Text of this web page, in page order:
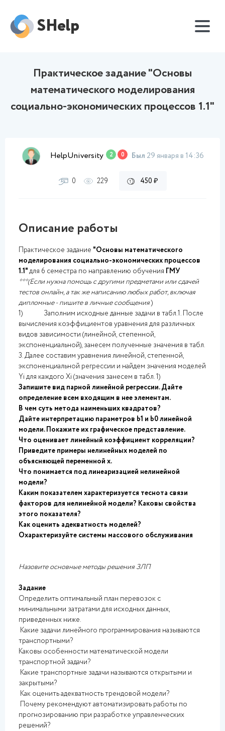
SHelp
Практическое задание "Основы
математического моделирования
социально-экономических процессов 1.1"
HelpUniversity 2 0 Был 29 января в 14:36
0 229 450 ₽
Описание работы
Практическое задание "Основы математического
моделирования социально-экономических процессов
1.1"для 6 семестра по направлению обучения ГМУ
***(Если нужна помощь с другими предметами или сдачей
тестов онлайн, а так же написанию любых работ, включая
дипломные - пишите в личные сообщения)
1) Заполним исходные данные задачи в табл.1. После
вычисления коэффициентов уравнения для различных
видов зависимости (линейной, степенной,
экспоненциальной), занесем полученные значения в табл.
3. Далее составим уравнения линейной, степенной,
экспоненциальной регрессии и найдем значения моделей
Yi для каждого Xi (значения занесем в табл. 1)
Запишите вид парной линейной регрессии. Дайте
определение всем входящим в нее элементам.
В чем суть метода наименьших квадратов?
Дайте интерпретацию параметров b1 и b0 линейной
модели. Покажите их графическое представление.
Что оценивает линейный коэффициент корреляции?
Приведите примеры нелинейных моделей по
объясняющей переменной x.
Что понимается под линеаризацией нелинейной
модели?
Каким показателем характеризуется теснота связи
факторов для нелинейной модели? Каковы свойства
этого показателя?
Как оценить адекватность моделей?
Охарактеризуйте системы массового обслуживания
Назовите основные методы решения ЗЛП
Задание
Определить оптимальный план перевозок с
минимальными затратами для исходных данных,
приведенных ниже.
Какие задачи линейного программирования называются
транспортными?
Каковы особенности математической модели
транспортной задачи?
Какие транспортные задачи называются открытыми и
закрытыми?
Как оценить адекватность трендовой модели?
Почему рекомендуют автоматизировать работы по
прогнозированию при разработке управленческих
решений?